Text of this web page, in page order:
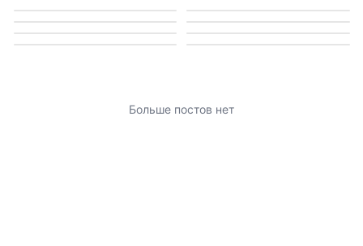
Больше постов нет